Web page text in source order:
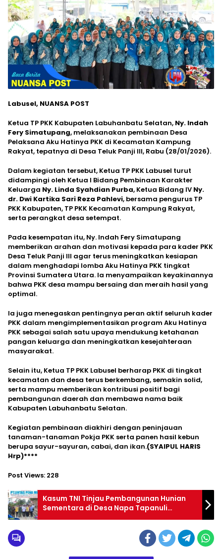
Labusel, NUANSA POST
Ketua TP PKK Kabupaten Labuhanbatu Selatan, Ny. Indah
Fery Simatupang, melaksanakan pembinaan Desa
Pelaksana Aku Hatinya PKK di Kecamatan Kampung
Rakyat, tepatnya di Desa Teluk Panji III, Rabu (28/01/2026).
Dalam kegiatan tersebut, Ketua TP PKK Labusel turut
didampingi oleh Ketua I Bidang Pembinaan Karakter
Keluarga Ny. Linda Syahdian Purba, Ketua Bidang IV Ny.
dr. Dwi Kartika Sari Reza Pahlevi, bersama pengurus TP
PKK Kabupaten, TP PKK Kecamatan Kampung Rakyat,
serta perangkat desa setempat.
Pada kesempatan itu, Ny. Indah Fery Simatupang
memberikan arahan dan motivasi kepada para kader PKK
Desa Teluk Panji III agar terus meningkatkan kesiapan
dalam menghadapi lomba Aku Hatinya PKK tingkat
Provinsi Sumatera Utara. Ia menyampaikan keyakinannya
bahwa PKK desa mampu bersaing dan meraih hasil yang
optimal.
Ia juga menegaskan pentingnya peran aktif seluruh kader
PKK dalam mengimplementasikan program Aku Hatinya
PKK sebagai salah satu upaya mendukung ketahanan
pangan keluarga dan meningkatkan kesejahteraan
masyarakat.
Selain itu, Ketua TP PKK Labusel berharap PKK di tingkat
kecamatan dan desa terus berkembang, semakin solid,
serta mampu memberikan kontribusi positif bagi
pembangunan daerah dan membawa nama baik
Kabupaten Labuhanbatu Selatan.
Kegiatan pembinaan diakhiri dengan peninjauan
tanaman-tanaman Pokja PKK serta panen hasil kebun
berupa sayur-sayuran, cabai, dan ikan.(SYAIPUL HARIS
Hrp)****
Post Views: 228
Kasum TNI Tinjau Pembangunan Hunian
Sementara di Desa Napa Tapanuli
Selatan